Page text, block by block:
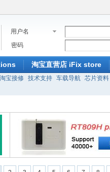
用户名
密码
淘宝直营店 iFix store
淘宝接修 技术支持 车载导航 芯片资料